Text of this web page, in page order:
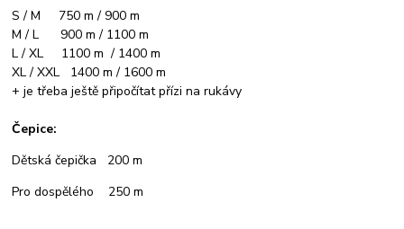
S / M 750 m / 900 m
M / L 900 m / 1100 m
L / XL 1100 m / 1400 m
XL / XXL 1400 m / 1600 m
+ je třeba ještě připočítat přízi na rukávy
Čepice:
Dětská čepička 200 m
Pro dospělého 250 m